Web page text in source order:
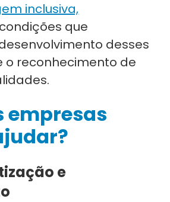
inclusiva,
que
desses
o reconhecimento de
empresas
e